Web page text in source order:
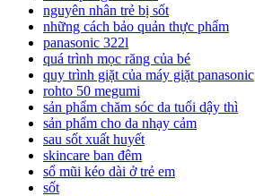
nguyên nhân trẻ bị sốt
những cách bảo quản thực phẩm
panasonic 322l
quá trình mọc răng của bé
quy trình giặt của máy giặt panasonic
rohto 50 megumi
sản phẩm chăm sóc da tuổi dậy thì
sản phẩm cho da nhạy cảm
sau sốt xuất huyết
skincare ban đêm
sổ mũi kéo dài ở trẻ em
sốt